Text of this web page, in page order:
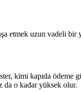
uzun vadeli bir
kimi kapıda ödeme
da o kadar yüksek olur.